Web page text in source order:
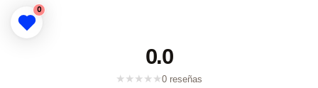
0.0
★ ★ ★ ★ ★0 reseñas
0